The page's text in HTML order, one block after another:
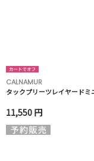
CALNAMUR
タックプリーツレイヤードミ
11,550 円